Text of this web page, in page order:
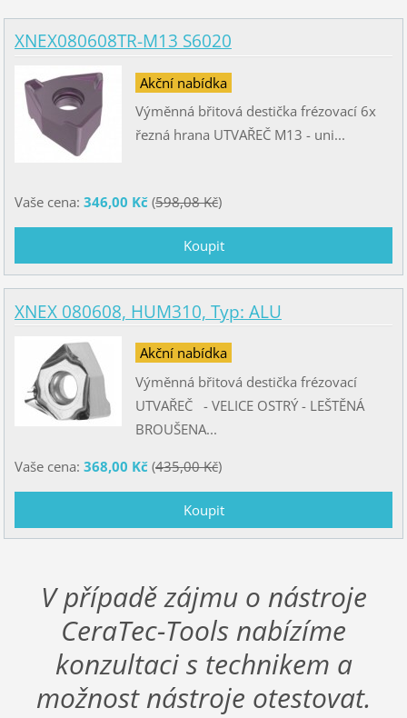
XNEX080608TR-M13 S6020
Akční nabídka
Výměnná břitová destička frézovací 6x
řezná hrana UTVAŘEČ M13 - uni...
Vaše cena: 346,00 Kč(598,08 Kč)
XNEX 080608, HUM310, Typ: ALU
Akční nabídka
Výměnná břitová destička frézovací
UTVAŘEČ - VELICE OSTRÝ - LEŠTĚNÁ
BROUŠENA...
Vaše cena: 368,00 Kč(435,00 Kč)
V případě zájmu o nástroje
CeraTec-Tools nabízíme
konzultaci s technikem a
možnost nástroje otestovat.